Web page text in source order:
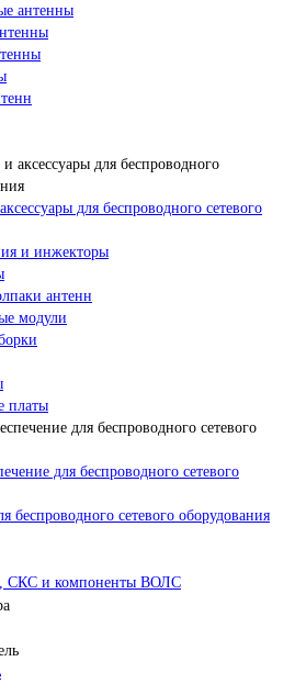
антенны
для беспроводного сетевого
и инжекторы
антенн
модули
платы
для беспроводного сетевого
беспроводного сетевого оборудования
СКС и компоненты ВОЛС